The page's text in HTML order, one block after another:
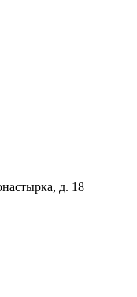
д. 18